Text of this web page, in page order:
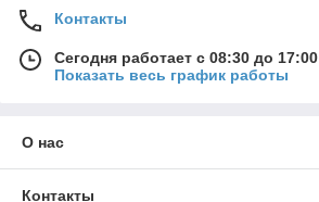
самое эффективное сжигание топлива.
Контакты
Сегодня работает с 08:30 до 17:00
Показать весь график работы
О нас
Контакты